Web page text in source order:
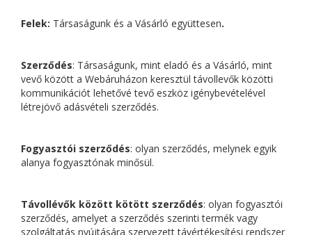
Felek: Társaságunk és a Vásárló együttesen.
Szerződés: Társaságunk, mint eladó és a Vásárló, mint
vevő között a Webáruházon keresztül távollevők közötti
kommunikációt lehetővé tevő eszköz igénybevételével
létrejövő adásvételi szerződés.
Fogyasztói szerződés: olyan szerződés, melynek egyik
alanya fogyasztónak minősül.
Távollévők között kötött szerződés: olyan fogyasztói
szerződés, amelyet a szerződés szerinti termék vagy
szolgáltatás nyújtására szervezett távértékesítési rendszer